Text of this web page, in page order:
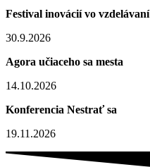
Festival inovácií vo vzdelávaní
30.9.2026
Agora učiaceho sa mesta
14.10.2026
Konferencia Nestrať sa
19.11.2026